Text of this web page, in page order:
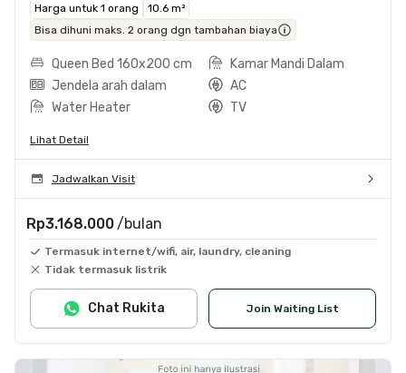
Harga untuk 1 orang
10.6 m²
Bisa dihuni maks. 2 orang dgn tambahan biaya
Queen Bed 160x200 cm
Kamar Mandi Dalam
Jendela arah dalam
AC
Water Heater
TV
Lihat Detail
Jadwalkan Visit
Rp3.168.000 /bulan
Termasuk internet/wifi, air, laundry, cleaning
Tidak termasuk listrik
Join Waiting List
Chat Rukita